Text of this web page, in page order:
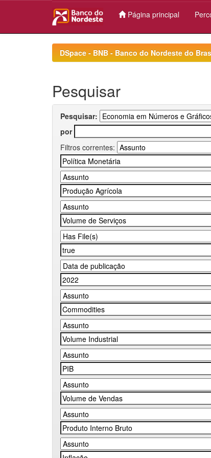
Página principal
DSpace - BNB - Banco do Nordeste do
Pesquisar
Pesquisar:
por
Filtros correntes: